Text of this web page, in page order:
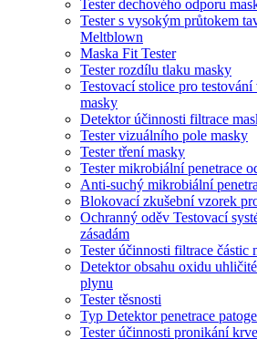
Tester dechového odporu
Tester s vysokým průtokem
Meltblown
Maska Fit Tester
Tester rozdílu tlaku masky
Testovací stolice pro
masky
Detektor účinnosti filtrace
Tester vizuálního pole masky
Tester tření masky
Tester mikrobiální penetrace
Anti-suchý mikrobiální
Blokovací zkušební vzorek
Ochranný oděv Testovací
zásadám
Tester účinnosti filtrace částic
Detektor obsahu oxidu
plynu
Tester těsnosti
Typ Detektor penetrace
Tester účinnosti pronikání